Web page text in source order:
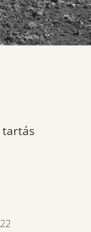
tartás
22